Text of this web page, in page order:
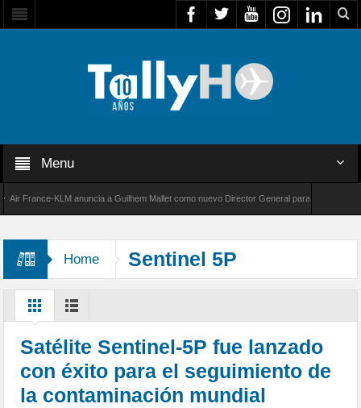
Menu
KLM anuncia a Guilhem Mallet como nuevo Director General para América Latina
Home Sentinel 5P
Satélite Sentinel-5P fue lanzado
con éxito para el seguimiento de
la contaminación mundial